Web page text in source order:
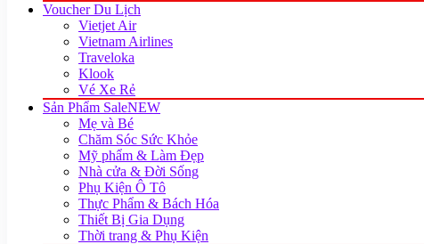
Voucher Du Lịch
Vietjet Air
Vietnam Airlines
Traveloka
Klook
Vé Xe Rẻ
Sản Phẩm SaleNEW
Mẹ và Bé
Chăm Sóc Sức Khỏe
Mỹ phẩm & Làm Đẹp
Nhà cửa & Đời Sống
Phụ Kiện Ô Tô
Thực Phẩm & Bách Hóa
Thiết Bị Gia Dụng
Thời trang & Phụ Kiện